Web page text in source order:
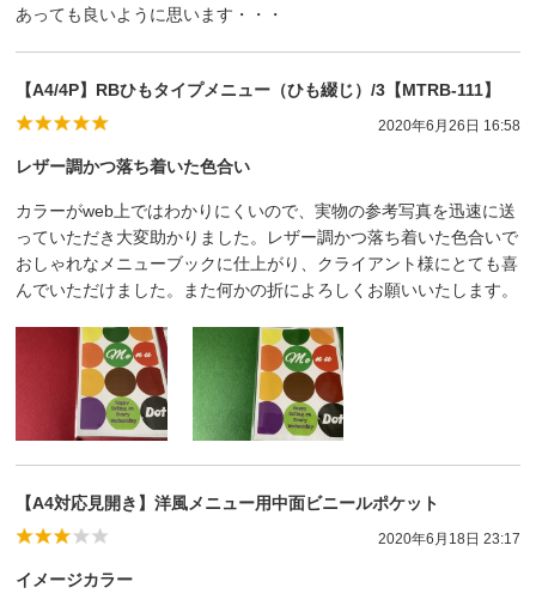
あっても良いように思います・・・
【A4/4P】RBひもタイプメニュー（ひも綴じ）/3【MTRB-111】
2020年6月26日 16:58
レザー調かつ落ち着いた色合い
カラーがweb上ではわかりにくいので、実物の参考写真を迅速に送
っていただき大変助かりました。レザー調かつ落ち着いた色合いで
おしゃれなメニューブックに仕上がり、クライアント様にとても喜
んでいただけました。また何かの折によろしくお願いいたします。
【A4対応見開き】洋風メニュー用中面ビニールポケット
2020年6月18日 23:17
イメージカラー